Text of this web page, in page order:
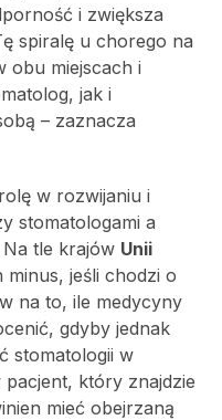
i zwiększa
spiralę u chorego na
obu miejscach i
jak i
– zaznacza
w rozwijaniu i
stomatologami a
tle krajów Unii
minus, jeśli chodzi o
na to, ile medycyny
gdyby jednak
stomatologii w
który znajdzie
mieć obejrzaną